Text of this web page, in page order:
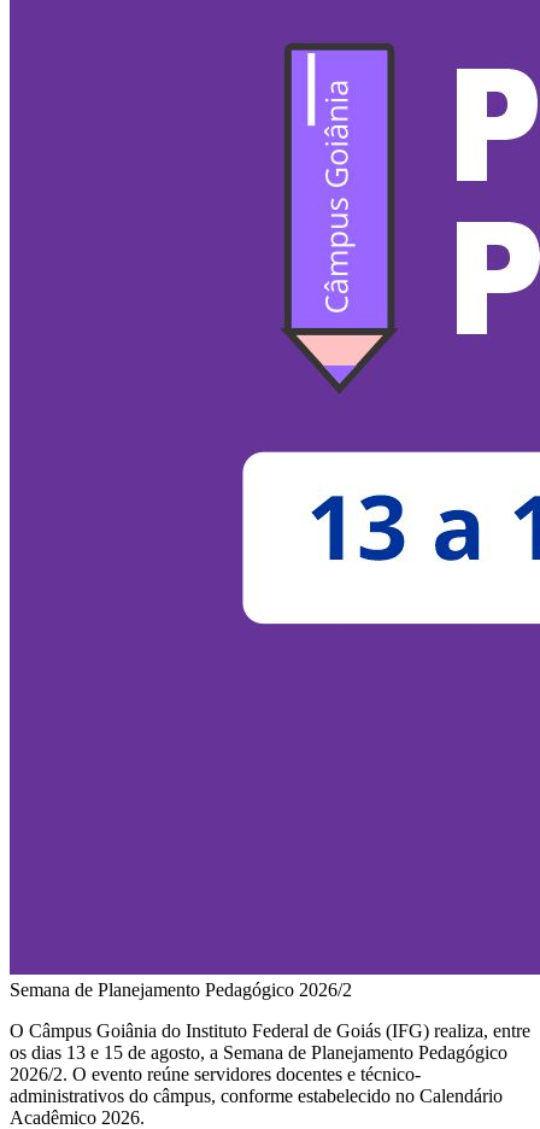
Semana de Planejamento Pedagógico 2026/2
O Câmpus Goiânia do Instituto Federal de Goiás (IFG) realiza, entre
os dias 13 e 15 de agosto, a Semana de Planejamento Pedagógico
2026/2. O evento reúne servidores docentes e técnico-
administrativos do câmpus, conforme estabelecido no Calendário
Acadêmico 2026.